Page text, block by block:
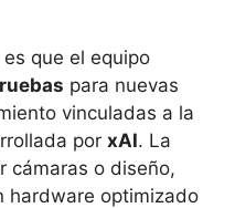
que el equipo
para nuevas
vinculadas a la
por xAI. La
cámaras o diseño,
hardware optimizado